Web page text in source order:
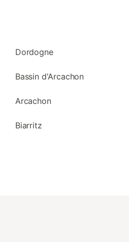
Dordogne
Bassin d'Arcachon
Arcachon
Biarritz